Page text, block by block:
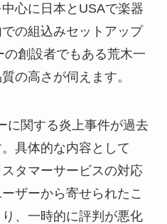
心に日本とUSAで楽器
の組込みセットアップ
創設者でもある荒木一
の高さが伺えます。
に関する炎上事件が過去
具体的な内容として
タマーサービスの対応
ザーから寄せられたこ
、一時的に評判が悪化